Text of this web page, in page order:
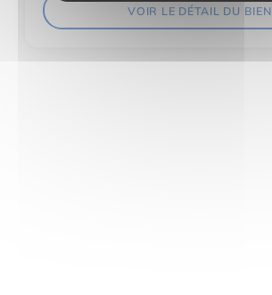
VOIR LE DÉTAIL DU BIEN